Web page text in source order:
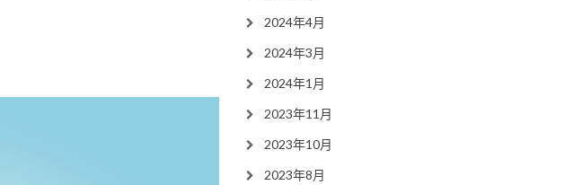
2024年4月
2024年3月
2024年1月
2023年11月
2023年10月
2023年8月